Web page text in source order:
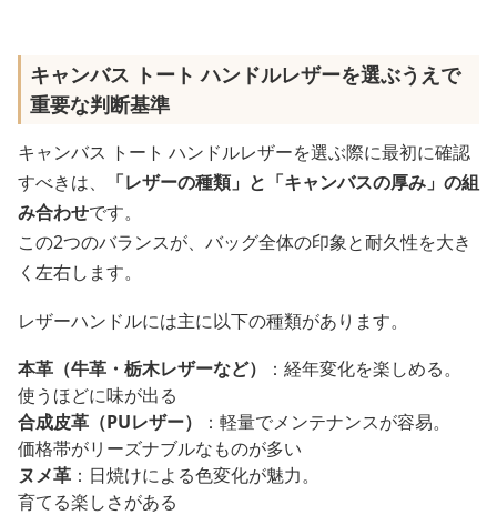
キャンバス トート ハンドルレザーを選ぶうえで
重要な判断基準
キャンバス トート ハンドルレザーを選ぶ際に最初に確認
すべきは、
「レザーの種類」と「キャンバスの厚み」の組
み合わせです。
この2つのバランスが、バッグ全体の印象と耐久性を大き
く左右します。
レザーハンドルには主に以下の種類があります。
本革（牛革・栃木レザーなど）
：経年変化を楽しめる。
使うほどに味が出る
合成皮革（PUレザー）
：軽量でメンテナンスが容易。
価格帯がリーズナブルなものが多い
ヌメ革 ：日焼けによる色変化が魅力。
育てる楽しさがある